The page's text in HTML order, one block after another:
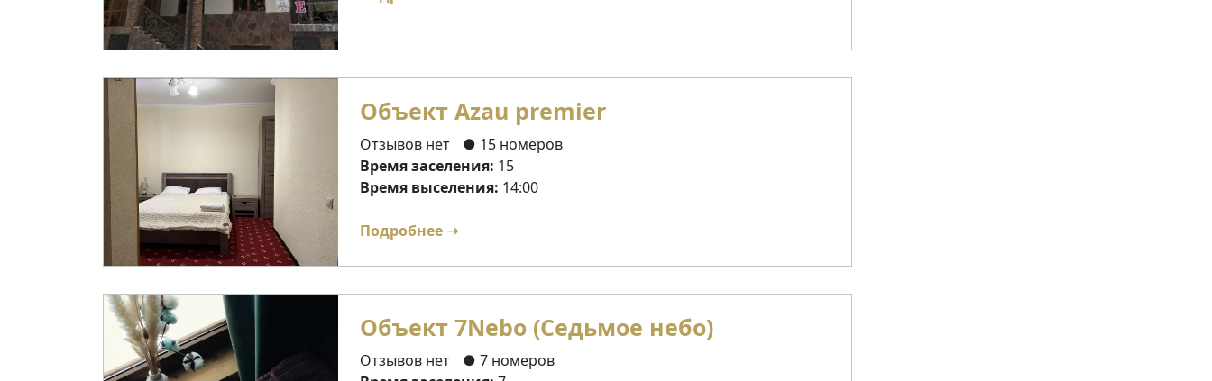
Объект Azau premier
Отзывов нет
● 15 номеров
Время заселения: 15
Время выселения: 14:00
Подробнее ➝
Объект 7Nebo (Седьмое небо)
Отзывов нет
● 7 номеров